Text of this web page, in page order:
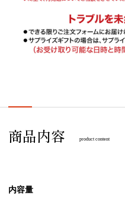
商品内容 product content
内容量